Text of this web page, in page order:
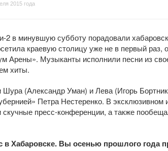
2015 года
2 в минувшую субботу порадовали
краевую столицу уже не в первый
Арены». Музыканты исполнили песни из
хиты.
(Александр Уман) и Лева (Игорь
Петра Нестеренко. В эксклюзивном
пресс-конференции, а также
в Хабаровске. Вы осенью прошлого года